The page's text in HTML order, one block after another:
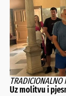
TRADICIONALNO
Uz molitvu i